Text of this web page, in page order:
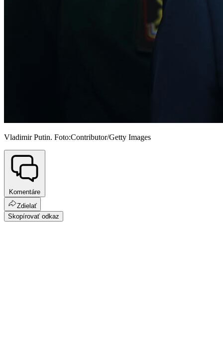
Vladimir Putin. Foto:Contributor/Getty Images
Komentáre
Zdielať
Skopírovať odkaz